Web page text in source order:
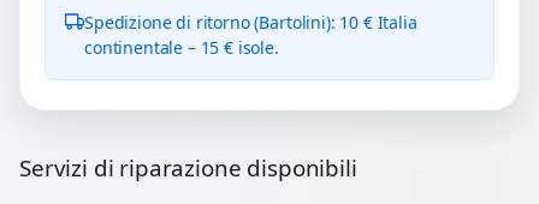
Spedizione di ritorno (Bartolini): 10 € Italia
continentale – 15 € isole.
Servizi di riparazione disponibili